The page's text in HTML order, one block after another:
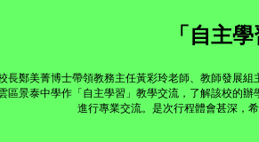
「自主
長鄭美菁博士帶領教務主任黃彩玲老師、教師發展
區景泰中學作「自主學習」教學交流，了解該校的
進行專業交流。是次行程體會甚深，